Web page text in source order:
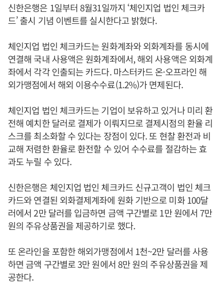
신한은행은 1일부터 8월31일까지 ‘체인지업 법인 체크카
드’ 출시 기념 이벤트를 실시한다고 밝혔다.
체인지업 법인 체크카드는 원화계좌와 외화계좌를 동시에
연결해 국내 사용액은 원화계좌에서, 해외 사용액은 외화계
좌에서 각각 인출되는 카드다. 마스터카드 온·오프라인 해
외가맹점에서 해외 이용수수료(1.2%)가 면제된다.
체인지업 법인 체크카드는 기업이 보유하고 있거나 미리 환
전해 예치한 달러로 결제가 이뤄지므로 결제시점의 환율 리
스크를 최소화할 수 있다는 장점이 있다. 또 현찰 환전과 비
교해 저렴한 환율로 환전할 수 있어 수수료를 절감하는 효
과도 누릴 수 있다.
신한은행은 체인지업 법인 체크카드 신규고객이 법인 체크
카드와 연결된 외화결제계좌에 원화 기반으로 미화 100달
러에서 2만 달러를 입금하면 금액 구간별로 1만 원에서 7만
원의 주유상품권을 제공하기로 했다.
또 온라인을 포함한 해외가맹점에서 1천~2만 달러를 사용
하면 금액 구간별로 3만 원에서 8만 원의 주유상품권을 제
공한다.